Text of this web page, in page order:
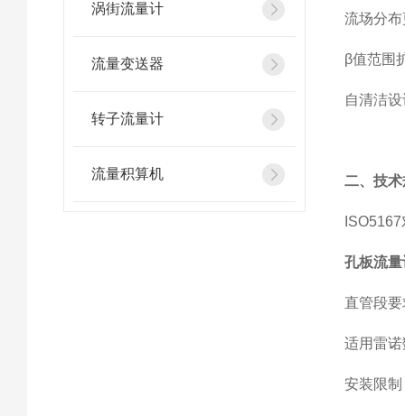
涡街流量计
流量变送器
转子流量计
流量积算机
流场分
β值范围
自清洁
二、技
孔板流量
直管段
适用雷
安装限